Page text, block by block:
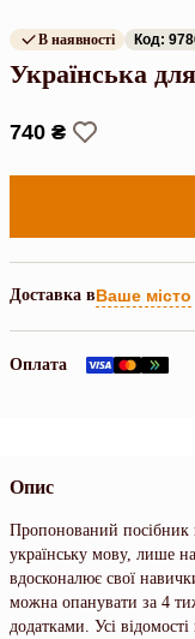
В наявності Код:
Українська
740 ₴
Доставка вВаше місто
Оплата
Опис
Пропонований
українську мову, лише
вдосконалює свої
можна опанувати за 4
додатками. Усі